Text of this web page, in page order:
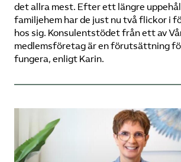
det allra mest. Efter ett längre
familjehem har de just nu två flickor i
hos sig. Konsulentstödet från ett av
medlemsföretag är en förutsättning
fungera, enligt Karin.